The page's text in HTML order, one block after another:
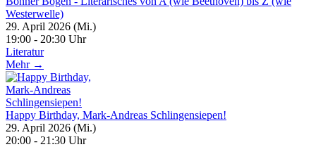
Westerwelle)
29. April 2026 (Mi.)
19:00 - 20:30 Uhr
Literatur
Mehr →
Happy Birthday, Mark-Andreas Schlingensiepen!
29. April 2026 (Mi.)
20:00 - 21:30 Uhr